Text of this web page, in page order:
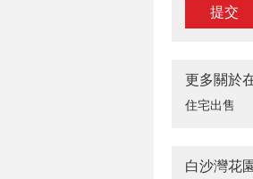
提交
更多關於
住宅出售
白沙灣花